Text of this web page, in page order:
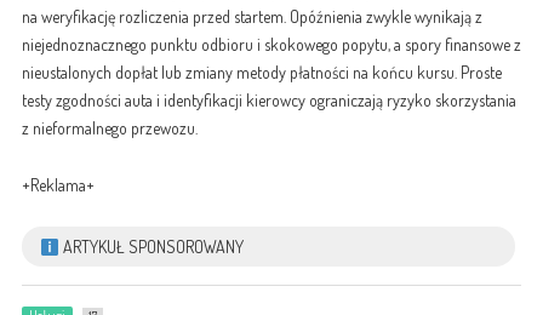
na weryfikację rozliczenia przed startem. Opóźnienia zwykle wynikają z
niejednoznacznego punktu odbioru i skokowego popytu, a spory finansowe z
nieustalonych dopłat lub zmiany metody płatności na końcu kursu. Proste
testy zgodności auta i identyfikacji kierowcy ograniczają ryzyko skorzystania
z nieformalnego przewozu.
+Reklama+
ARTYKUŁ SPONSOROWANY